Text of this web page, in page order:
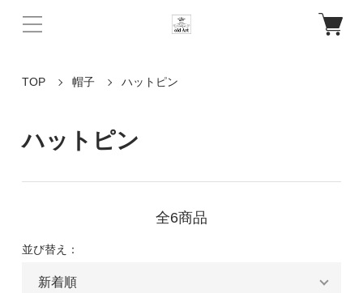
TOP 帽子 ハットピン
ハットピン
全6商品
並び替え：